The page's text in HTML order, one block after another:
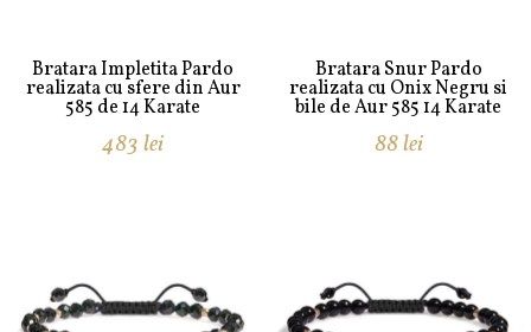
Bratara Impletita Pardo
realizata cu sfere din Aur
585 de 14 Karate
483lei
Bratara Snur Pardo
realizata cu Onix Negru si
bile de Aur 585 14 Karate
88lei